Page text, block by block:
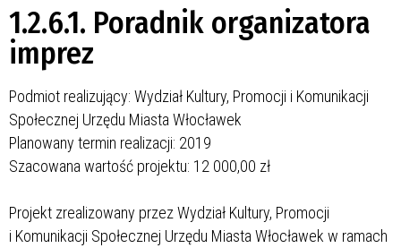
1.2.6.1. Poradnik organizatora
imprez
Podmiot realizujący: Wydział Kultury, Promocji i Komunikacji
Społecznej Urzędu Miasta Włocławek
Planowany termin realizacji: 2019
Szacowana wartość projektu: 12 000,00 zł
Projekt zrealizowany przez Wydział Kultury, Promocji
i Komunikacji Społecznej Urzędu Miasta Włocławek w ramach